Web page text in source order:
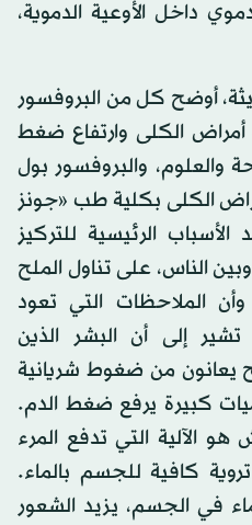
داخل الأوعية الدموية،
أوضح كل من البروفسور
الكلى وارتفاع ضغط
والعلوم، والبروفسور بول
الكلى بكلية طب «جونز
الرئيسية للتركيز
الناس، على تناول الملح
الملاحظات التي تعود
إلى أن البشر الذين
يعانون من ضغوط شريانية
كبيرة يرفع ضغط الدم.
الآلية التي تدفع المرء
كافية للجسم بالماء.
في الجسم، يزيد الشعور